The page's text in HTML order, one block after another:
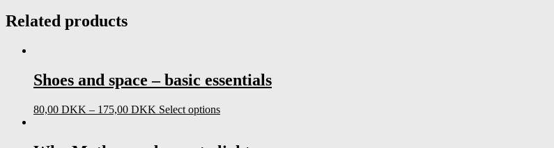
Related products
Shoes and space – basic essentials
80,00 DKK – 175,00 DKK Select options